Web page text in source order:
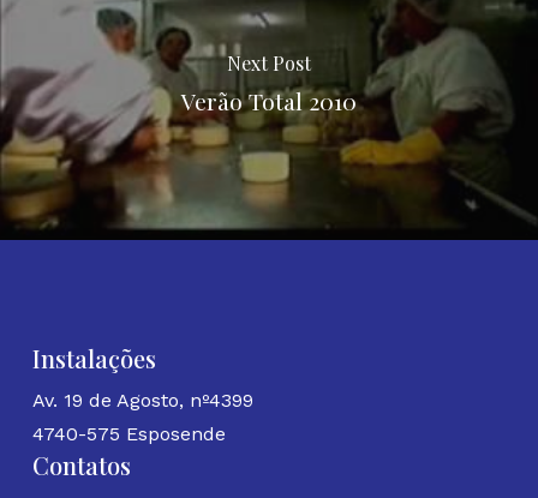
Next Post
Verão Total 2010
Instalações
Av. 19 de Agosto, nº4399
4740-575 Esposende
Contatos